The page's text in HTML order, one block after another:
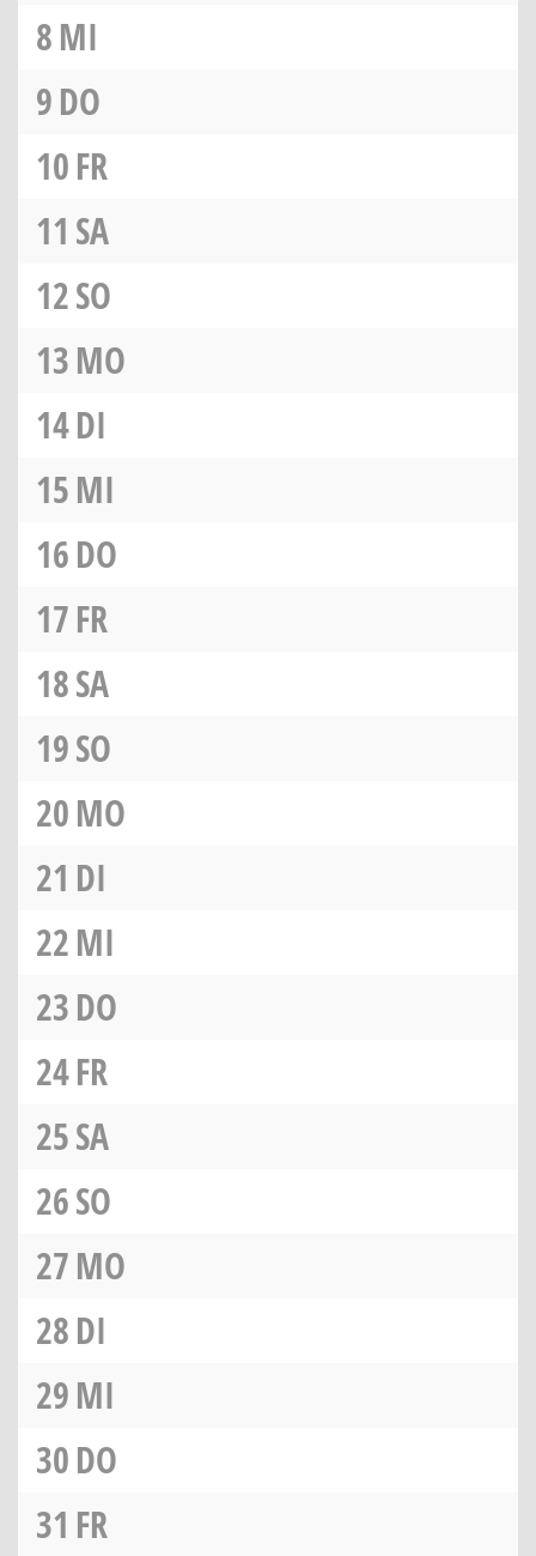
8MI
9DO
10FR
11 SA
12SO
13MO
14DI
15MI
16DO
17FR
18SA
19SO
20MO
21 DI
22MI
23DO
24FR
25SA
26SO
27MO
28DI
29MI
30DO
31 FR